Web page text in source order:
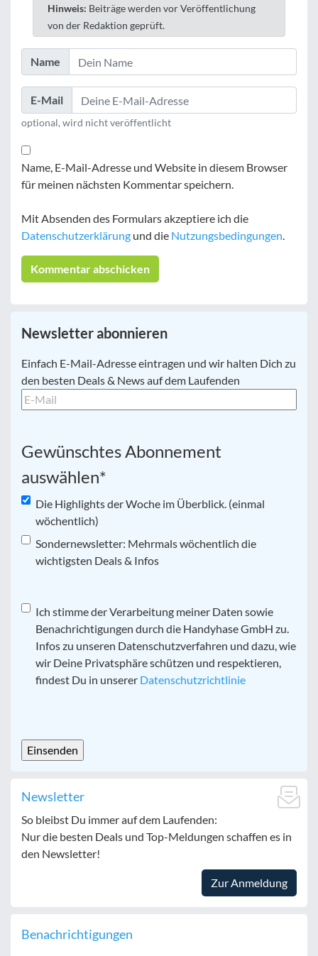
Hinweis: Beiträge werden vor Veröffentlichung
von der Redaktion geprüft.
Name
E-Mail
optional, wird nicht veröffentlicht
Name, E-Mail-Adresse und Website in diesem Browser
für meinen nächsten Kommentar speichern.
Mit Absenden des Formulars akzeptiere ich die
Datenschutzerklärung und die Nutzungsbedingungen.
Newsletter abonnieren
E-
Mail *
Einfach E-Mail-Adresse eintragen und wir halten Dich zu
den besten Deals & News auf dem Laufenden
Gewünschtes Abonnement
auswählen*
Die Highlights der Woche im Überblick. (einmal
wöchentlich)
Sondernewsletter: Mehrmals wöchentlich die
wichtigsten Deals & Infos
Datenschutz*
Ich stimme der Verarbeitung meiner Daten sowie
Benachrichtigungen durch die Handyhase GmbH zu.
Infos zu unseren Datenschutzverfahren und dazu, wie
wir Deine Privatsphäre schützen und respektieren,
findest Du in unserer Datenschutzrichtlinie
Newsletter
So bleibst Du immer auf dem Laufenden:
Nur die besten Deals und Top-Meldungen schaffen es in
den Newsletter!
Zur Anmeldung
Benachrichtigungen